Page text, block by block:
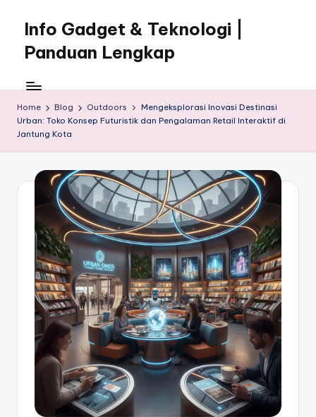
content
Info Gadget & Teknologi |
Panduan Lengkap
Gadget
&
Teknologi
|
Panduan
Lengkap
Home Blog Outdoors
Mengeksplorasi Inovasi Destinasi
Urban: Toko Konsep Futuristik dan Pengalaman Retail Interaktif di
Jantung Kota